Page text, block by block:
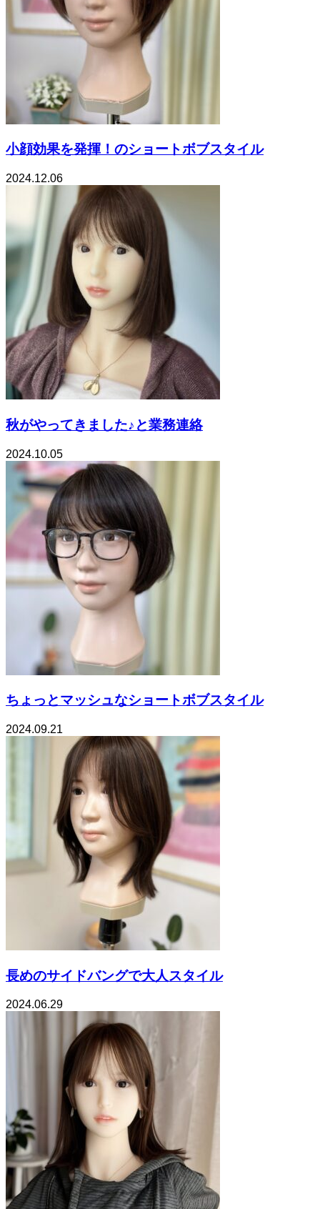
小顔効果を発揮！のショートボブスタイル
2024.12.06
秋がやってきました♪と業務連絡
2024.10.05
ちょっとマッシュなショートボブスタイル
2024.09.21
長めのサイドバングで大人スタイル
2024.06.29